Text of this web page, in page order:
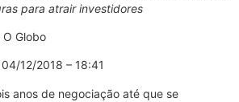
para atrair investidores
O Globo
12/2018 – 18:41
anos de negociação até que se